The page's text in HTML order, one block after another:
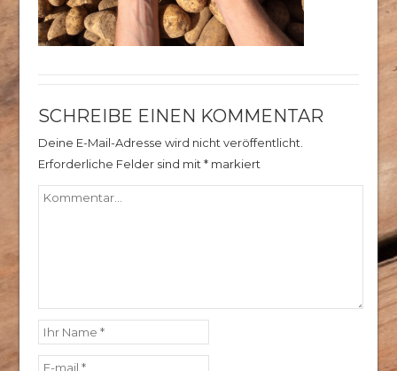
SCHREIBE EINEN KOMMENTAR
Deine E-Mail-Adresse wird nicht veröffentlicht.
Erforderliche Felder sind mit*markiert